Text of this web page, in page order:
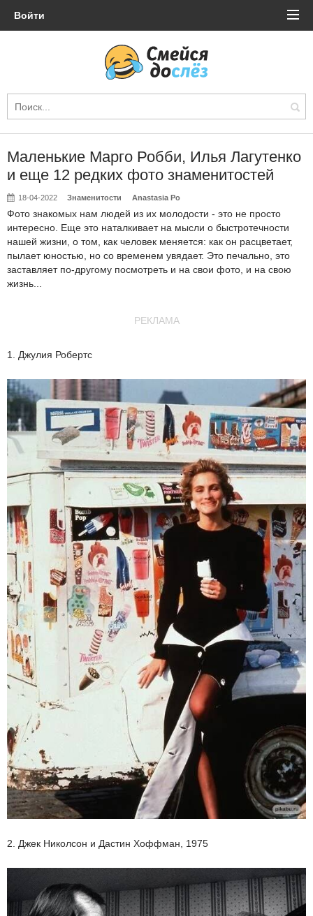
Войти
Маленькие Марго Робби, Илья Лагутенко
и еще 12 редких фото знаменитостей
18-04-2022 Знаменитости Anastasia Po
Фото знакомых нам людей из их молодости - это не просто
интересно. Еще это наталкивает на мысли о быстротечности
нашей жизни, о том, как человек меняется: как он расцветает,
пылает юностью, но со временем увядает. Это печально, это
заставляет по-другому посмотреть и на свои фото, и на свою
жизнь...
РЕКЛАМА
1. Джулия Робертс
2. Джек Николсон и Дастин Хоффман, 1975